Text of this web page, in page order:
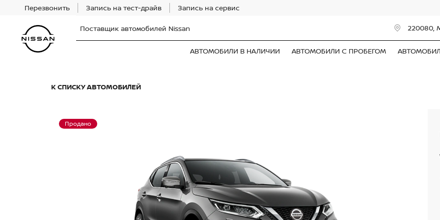
Перезвонить Запись на тест-драйв Запись на сервис
Поставщик автомобилей Nissan 220080,
АВТОМОБИЛИ В НАЛИЧИИ АВТОМОБИЛИ С ПРОБЕГОМ
К СПИСКУ АВТОМОБИЛЕЙ
Продано